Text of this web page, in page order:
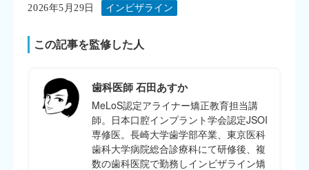
2026年5月29日 インビザライン
この記事を監修した人
歯科医師 石田あすか
MeLoS認定アライナー矯正教育担当講
師。日本口腔インプラント学会認定JSOI
専修医。長崎大学歯学部卒業、東京医科
歯科大学病院総合診療科にて研修後、複
数の歯科医院で勤務しインビザライン矯